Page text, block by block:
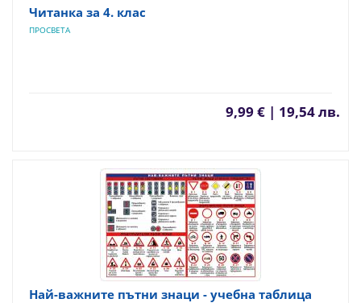
Читанка за 4. клас
ПРОСВЕТА
9,99 € | 19,54 лв.
Най-важните пътни знаци - учебна таблица